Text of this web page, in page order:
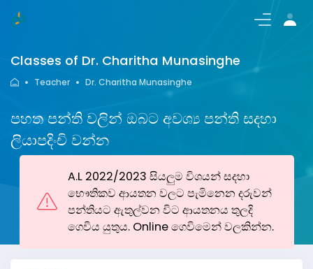
Login/Register
Classes of Dr. Charitha Munasinghe
Teacher Dr. Charitha Munasinghe
පහත පන්ති වලින් ඔබට අවශ්‍ය පන්ති සදහා
ලියාපදිංචි වන්න
A.L 2022/2023 සියලුම විශයන් සදහා
භෞතිකව ආයතන වලට පැමිනෙන දරුවන්
පන්තියට ඇතුල්වන විට ආයතනය තුලදි
ගෙවිය යුතුය. Online ගෙවිමෙන් වලකින්න.